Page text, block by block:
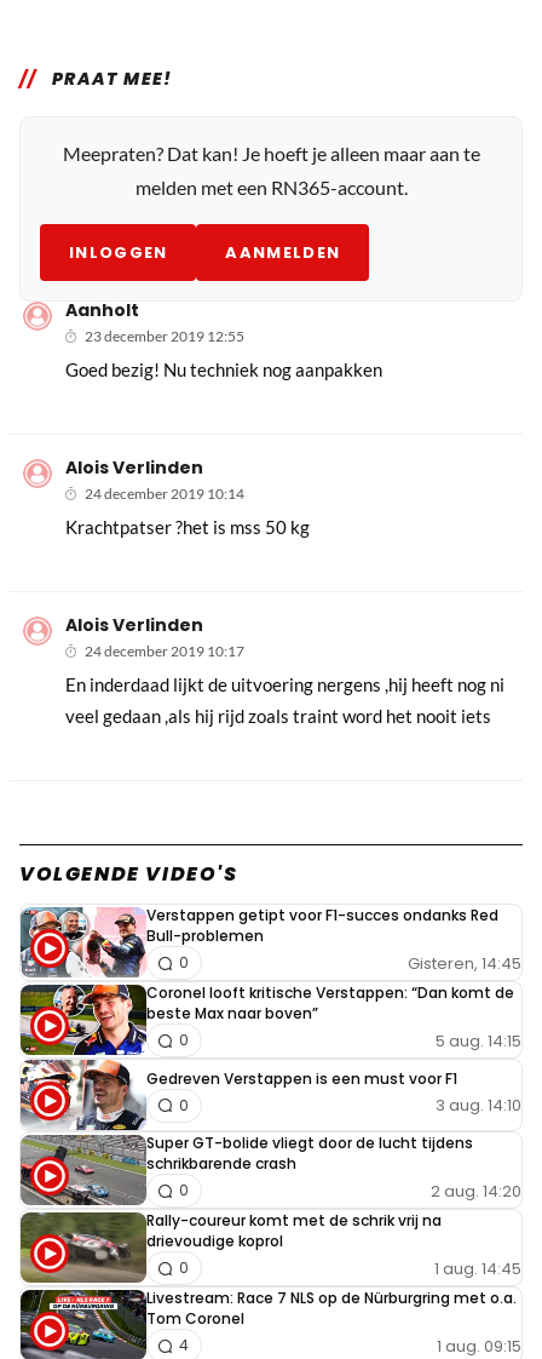
PRAAT MEE!
Meepraten? Dat kan! Je hoeft je alleen maar aan te
melden met een RN365-account.
INLOGGEN AANMELDEN
Aanholt
23 december 2019 12:55
Goed bezig! Nu techniek nog aanpakken
Alois Verlinden
24 december 2019 10:14
Krachtpatser ?het is mss 50 kg
Alois Verlinden
24 december 2019 10:17
En inderdaad lijkt de uitvoering nergens ,hij heeft nog ni
veel gedaan ,als hij rijd zoals traint word het nooit iets
VOLGENDE VIDEO'S
Verstappen getipt voor F1-succes ondanks Red
Bull-problemen
Gisteren, 14:45
0
Coronel looft kritische Verstappen: “Dan komt de
beste Max naar boven”
5 aug. 14:15
0
Gedreven Verstappen is een must voor F1
3 aug. 14:10
0
Super GT-bolide vliegt door de lucht tijdens
schrikbarende crash
2 aug. 14:20
0
Rally-coureur komt met de schrik vrij na
drievoudige koprol
1 aug. 14:45
0
Livestream: Race 7 NLS op de Nürburgring met o.a.
Tom Coronel
1 aug. 09:15
4